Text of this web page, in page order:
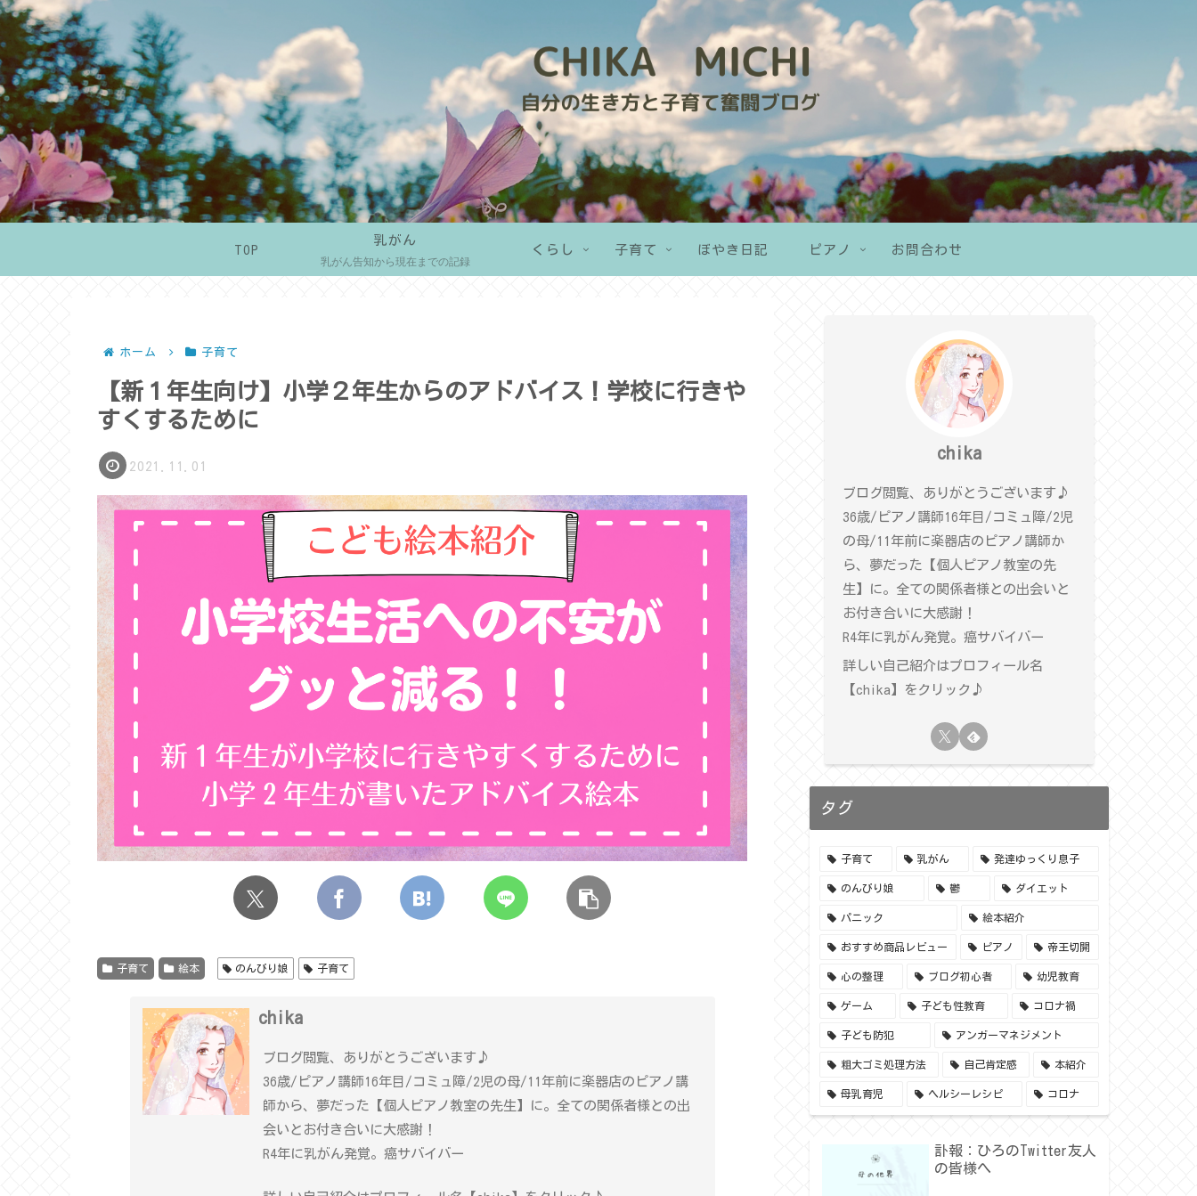
TOP
乳がん
乳がん告知から現在までの記録
くらし 子育て ぼやき日記 ピアノ お問合わせ
ホーム 子育て
【新１年生向け】小学２年生からのアドバイス！学校に行きや
すくするために
2021.11.01
子育て 絵本 のんびり娘 子育て
chika
ブログ閲覧、ありがとうございます♪
36歳/ピアノ講師16年目/コミュ障/2児の母/11年前に楽器店のピアノ講
師から、夢だった【個人ピアノ教室の先生】に。全ての関係者様との出
会いとお付き合いに大感謝！
R4年に乳がん発覚。癌サバイバー
chika
ブログ閲覧、ありがとうございます♪
36歳/ピアノ講師16年目/コミュ障/2児
の母/11年前に楽器店のピアノ講師か
ら、夢だった【個人ピアノ教室の先
生】に。全ての関係者様との出会いと
お付き合いに大感謝！
R4年に乳がん発覚。癌サバイバー
詳しい自己紹介はプロフィール名
【chika】をクリック♪
タグ
子育て 乳がん 発達ゆっくり息子
のんびり娘 鬱 ダイエット
パニック 絵本紹介
おすすめ商品レビュー ピアノ 帝王切開
心の整理 ブログ初心者 幼児教育
ゲーム 子ども性教育 コロナ禍
子ども防犯 アンガーマネジメント
粗大ゴミ処理方法 自己肯定感 本紹介
母乳育児 ヘルシーレシピ コロナ
訃報：ひろのTwitter友人
の皆様へ